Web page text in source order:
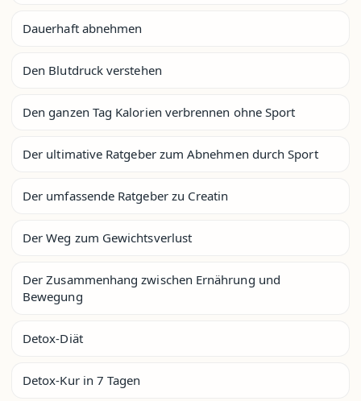
Dauerhaft abnehmen
Den Blutdruck verstehen
Den ganzen Tag Kalorien verbrennen ohne Sport
Der ultimative Ratgeber zum Abnehmen durch Sport
Der umfassende Ratgeber zu Creatin
Der Weg zum Gewichtsverlust
Der Zusammenhang zwischen Ernährung und
Bewegung
Detox-Diät
Detox-Kur in 7 Tagen